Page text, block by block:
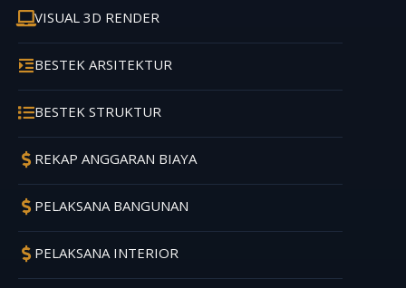
VISUAL 3D RENDER
BESTEK ARSITEKTUR
BESTEK STRUKTUR
REKAP ANGGARAN BIAYA
PELAKSANA BANGUNAN
PELAKSANA INTERIOR